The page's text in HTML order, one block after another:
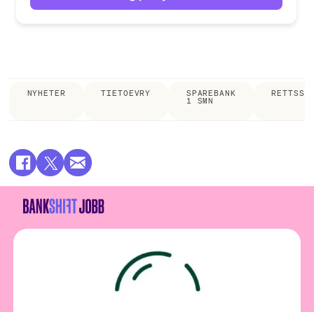
🟢 Innskuddsdekning: 59 % (58 %)
NYHETER TIETOEVRY SPAREBANK
1 SMN